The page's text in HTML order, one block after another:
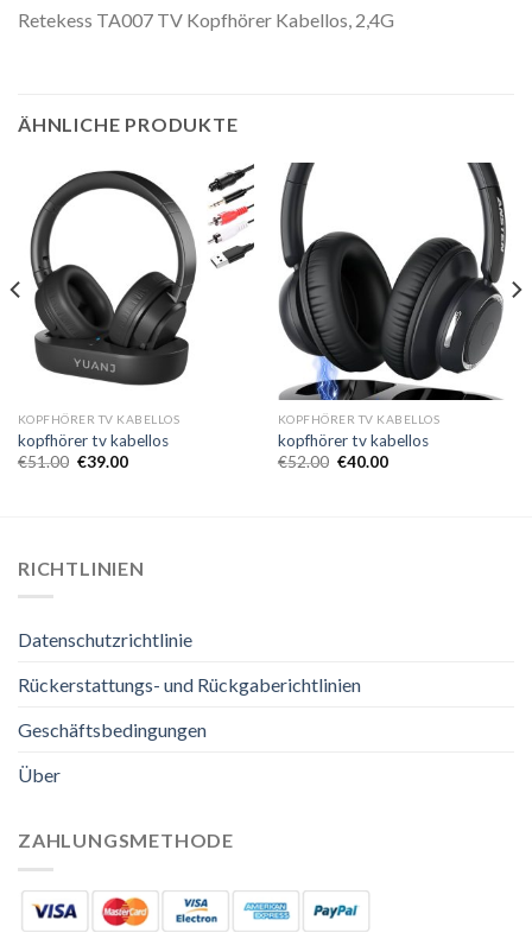
Retekess TA007 TV Kopfhörer Kabellos, 2,4G
ÄHNLICHE PRODUKTE
KOPFHÖRER TV KABELLOS
kopfhörer tv kabellos
€51.00 €39.00
KOPFHÖRER TV KABELLOS
kopfhörer tv kabellos
€52.00 €40.00
RICHTLINIEN
Datenschutzrichtlinie
Rückerstattungs- und Rückgaberichtlinien
Geschäftsbedingungen
Über
ZAHLUNGSMETHODE